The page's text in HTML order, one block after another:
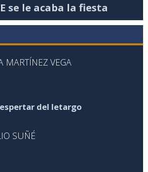
se le acaba la fiesta
MARTÍNEZ VEGA
del letargo
SUÑÉ